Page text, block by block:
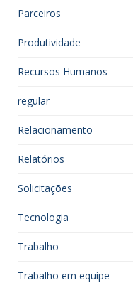
Parceiros
Produtividade
Recursos Humanos
regular
Relacionamento
Relatórios
Solicitações
Tecnologia
Trabalho
Trabalho em equipe